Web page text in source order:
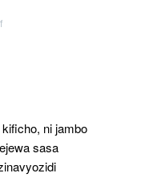
Wavu
ni jambo
sasa